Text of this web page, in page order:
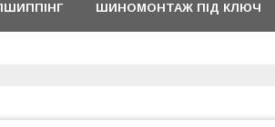
ШИНОМОНТАЖ ПІД КЛЮЧ